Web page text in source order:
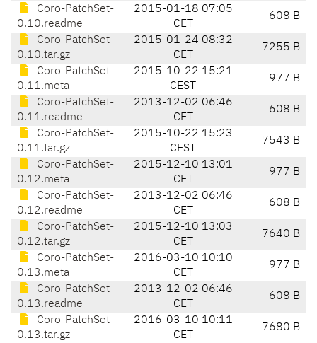
Coro-PatchSet-
0.10.readme
2015-01-18 07:05
CET
608 B
Coro-PatchSet-
0.10.tar.gz
2015-01-24 08:32
CET
7255 B
Coro-PatchSet-
0.11.meta
2015-10-22 15:21
CEST
977 B
Coro-PatchSet-
0.11.readme
2013-12-02 06:46
CET
608 B
Coro-PatchSet-
0.11.tar.gz
2015-10-22 15:23
CEST
7543 B
Coro-PatchSet-
0.12.meta
2015-12-10 13:01
CET
977 B
Coro-PatchSet-
0.12.readme
2013-12-02 06:46
CET
608 B
Coro-PatchSet-
0.12.tar.gz
2015-12-10 13:03
CET
7640 B
Coro-PatchSet-
0.13.meta
2016-03-10 10:10
CET
977 B
Coro-PatchSet-
0.13.readme
2013-12-02 06:46
CET
608 B
Coro-PatchSet-
0.13.tar.gz
2016-03-10 10:11
CET
7680 B